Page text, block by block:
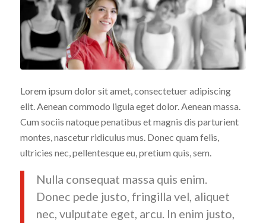
Lorem ipsum dolor sit amet, consectetuer adipiscing
elit. Aenean commodo ligula eget dolor. Aenean massa.
Cum sociis natoque penatibus et magnis dis parturient
montes, nascetur ridiculus mus. Donec quam felis,
ultricies nec, pellentesque eu, pretium quis, sem.
Nulla consequat massa quis enim.
Donec pede justo, fringilla vel, aliquet
nec, vulputate eget, arcu. In enim justo,